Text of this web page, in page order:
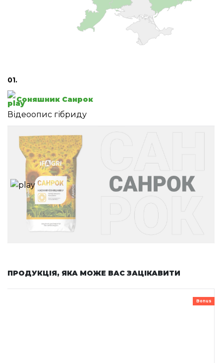
01.
Соняшник Санрок
Відеоопис гібриду
ПРОДУКЦІЯ, ЯКА МОЖЕ ВАС ЗАЦІКАВИТИ
Bonus